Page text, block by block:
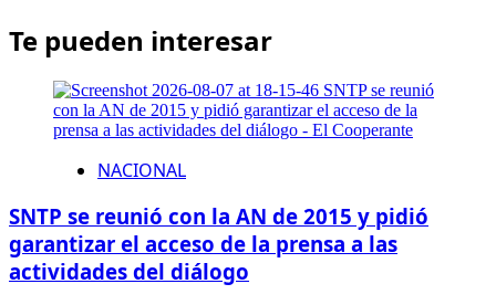
Te pueden interesar
NACIONAL
SNTP se reunió con la AN de 2015 y pidió
garantizar el acceso de la prensa a las
actividades del diálogo